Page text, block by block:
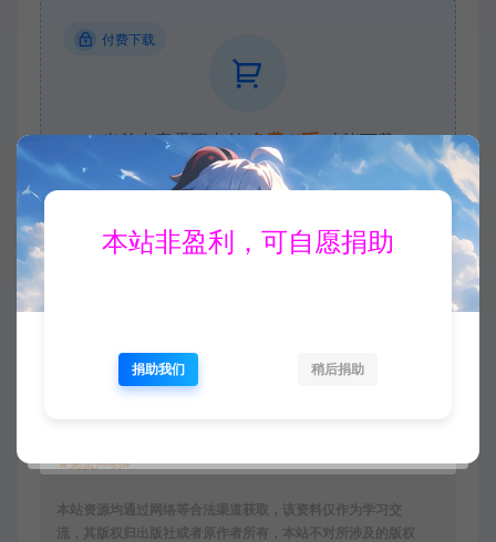
付费下载
当前内容需要支付 免费 K币 才能下载
VIP折扣
立即下载 升级会员
收藏 (0)
#免责声明#
本站资源均通过网络等合法渠道获取，该资料仅作为学习交
流，其版权归出版社或者原作者所有，本站不对所涉及的版权
本站非盈利，可自愿捐助
捐助我们 稍后捐助